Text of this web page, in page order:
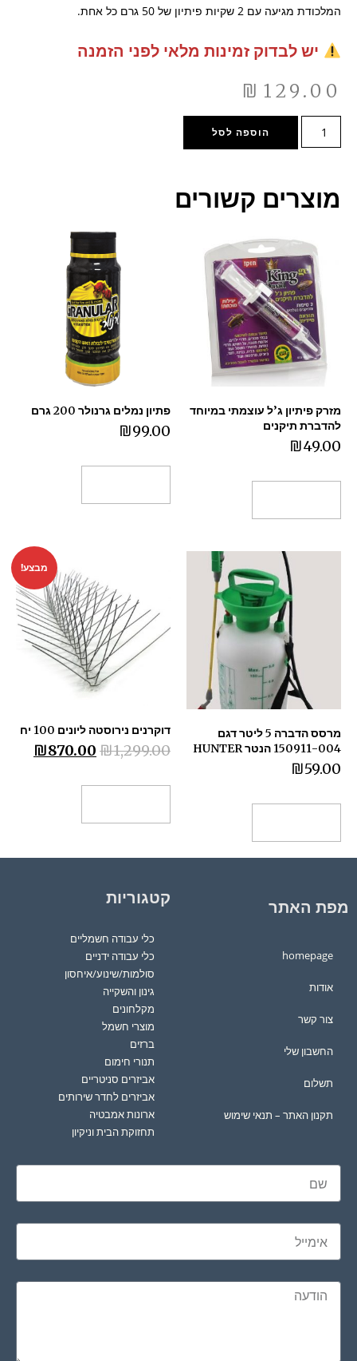
המלכודת מגיעה עם 2 שקיות פיתיון של 50 גרם כל אחת.
יש לבדוק זמינות מלאי לפני הזמנה
₪ 129.00
הוספה לסל
מוצרים קשורים
מזרק פיתיון ג’ל עוצמתי במיוחד
להדברת תיקנים
₪49.00
פתיון נמלים גרנולר 200 גרם
₪99.00
מרסס הדברה 5 ליטר דגם
150911-004 הנטר HUNTER
₪59.00
מבצע!
דוקרנים נירוסטה ליונים 100 יח
₪1,299.00
₪870.00
מפת האתר
homepage
אודות
צור קשר
החשבון שלי
תשלום
תקנון האתר – תנאי שימוש
קטגוריות
כלי עבודה חשמליים
כלי עבודה ידניים
סולמות/שינוע/איחסון
גינון והשקייה
מקלחונים
מוצרי חשמל
ברזים
תנורי חימום
אביזרים סניטריים
אביזרים לחדר שירותים
ארונות אמבטיה
תחזוקת הבית וניקיון